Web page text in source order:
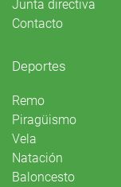
Junta directiva
Contacto
Deportes
Remo
Piragüismo
Vela
Natación
Baloncesto